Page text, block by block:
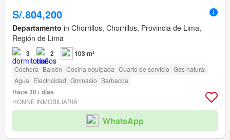
S/.804,200
Departamento in Chorrillos, Chorrillos, Provincia de Lima,
Región de Lima
3 2 103 m²
Cochera Balcón Cocina equipada Cuarto de servicio Gas natural
Agua Electricidad Gimnasio Barbacoa
Hace 30+ días
HONNE INMOBILIARIA
WhatsApp